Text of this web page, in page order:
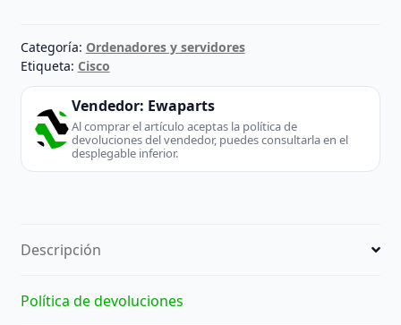
Categoría: Ordenadores y servidores
Etiqueta: Cisco
Vendedor: Ewaparts
Al comprar el artículo aceptas la política de
devoluciones del vendedor, puedes consultarla en el
desplegable inferior.
Descripción
Política de devoluciones